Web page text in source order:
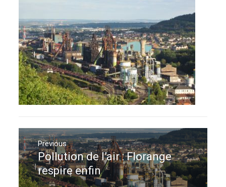
Navigation
de
l’article
Previous
Previous
post:
Pollution de l’air : Florange
respire enfin